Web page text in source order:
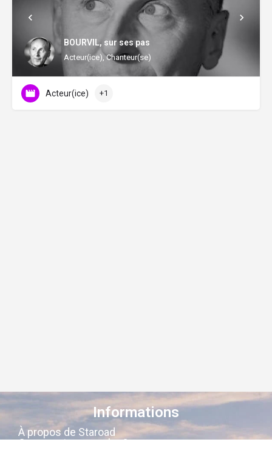
BOURVIL, sur ses pas
Acteur(ice), Chanteur(se)
Acteur(ice) +1
Informations
À propos de Staroad
Comment ça marche ?